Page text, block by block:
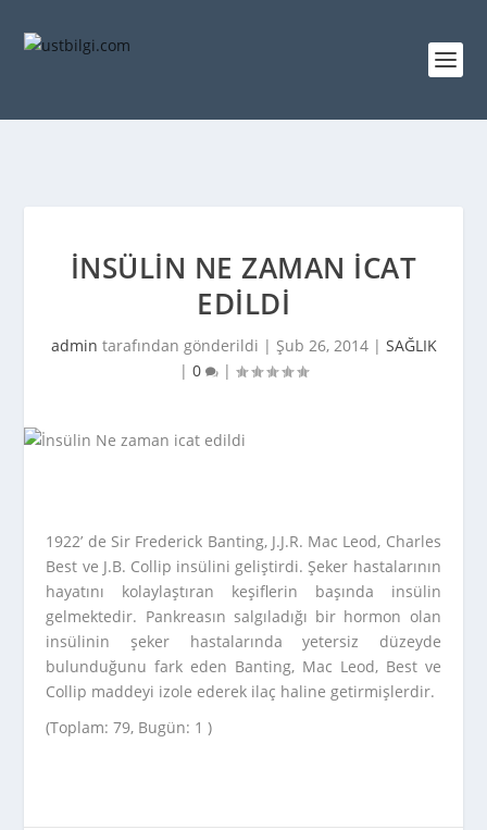
İNSÜLIN NE ZAMAN ICAT
EDILDI
admin tarafından gönderildi | Şub 26, 2014| SAĞLIK
| 0 |
1922’ de Sir Frederick Banting, J.J.R. Mac Leod, Charles
Best ve J.B. Collip insülini geliştirdi. Şeker hastalarının
hayatını kolaylaştıran keşiflerin başında insülin
gelmektedir. Pankreasın salgıladığı bir hormon olan
insülinin şeker hastalarında yetersiz düzeyde
bulunduğunu fark eden Banting, Mac Leod, Best ve
Collip maddeyi izole ederek ilaç haline getirmişlerdir.
(Toplam: 79, Bugün: 1 )